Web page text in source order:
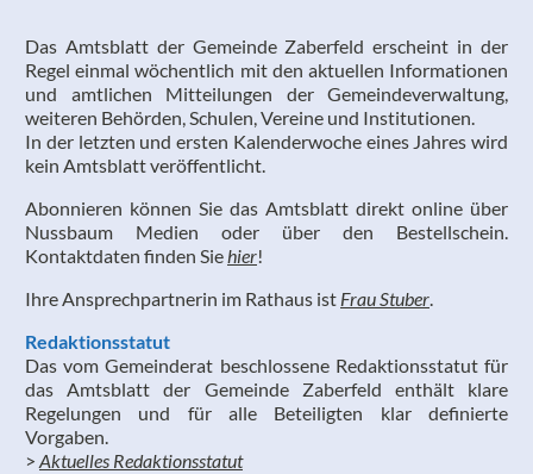
Das Amtsblatt der Gemeinde Zaberfeld erscheint in der
Regel einmal wöchentlich mit den aktuellen Informationen
und amtlichen Mitteilungen der Gemeindeverwaltung,
weiteren Behörden, Schulen, Vereine und Institutionen.
In der letzten und ersten Kalenderwoche eines Jahres wird
kein Amtsblatt veröffentlicht.
Abonnieren können Sie das Amtsblatt direkt online über
Nussbaum Medien oder über den Bestellschein.
Kontaktdaten finden Siehier!
Ihre Ansprechpartnerin im Rathaus ist Frau Stuber.
Redaktionsstatut
Das vom Gemeinderat beschlossene Redaktionsstatut für
das Amtsblatt der Gemeinde Zaberfeld enthält klare
Regelungen und für alle Beteiligten klar definierte
Vorgaben.
> Aktuelles Redaktionsstatut